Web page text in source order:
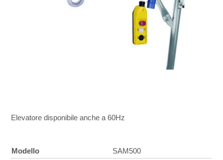
Elevatore disponibile anche a 60Hz
Modello
SAM500